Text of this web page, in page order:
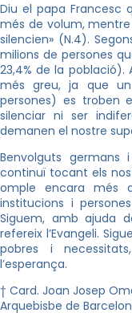
Diu el papa Francesc
més de volum,
silencien» (N.4).
milions de persones
23,4% de la població).
més greu, ja que un
persones) es troben
silenciar ni ser
demanen el nostre
Benvolguts germans
continuï tocant els
omple encara més
institucions i
Siguem, amb ajuda
refereix l’Evangeli.
pobres i
l’esperança.
† Card. Joan Josep
Arquebisbe de